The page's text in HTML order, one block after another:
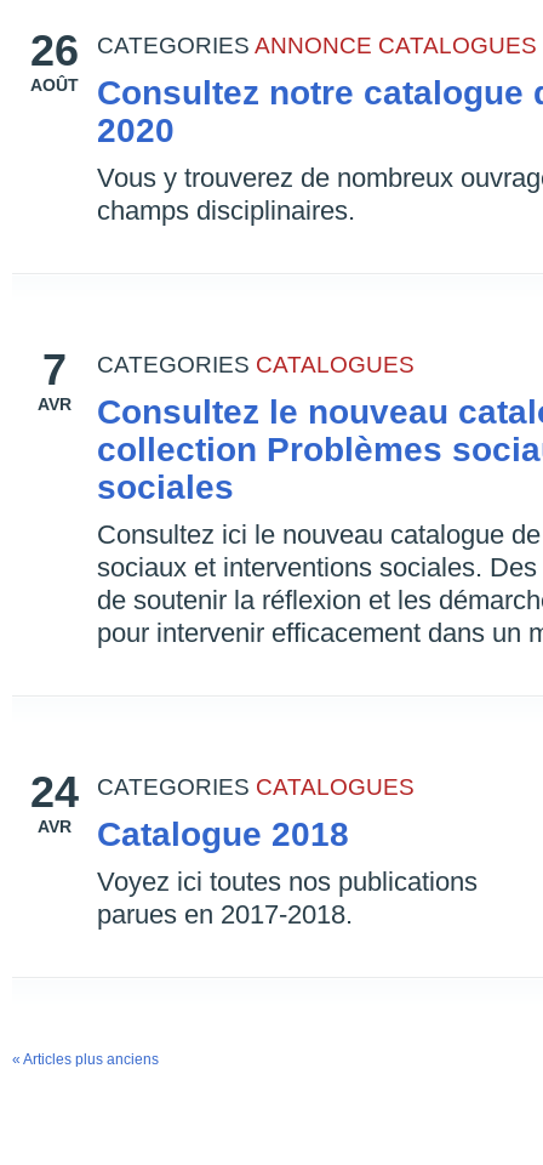
26
AOÛT
CATEGORIES ANNONCE CATALOGUES
Consultez notre catalogue
2020
Vous y trouverez de nombreux
champs disciplinaires.
7
AVR
CATEGORIES CATALOGUES
Consultez le nouveau
collection Problèmes
sociales
Consultez ici le nouveau catalogue
sociaux et interventions sociales.
de soutenir la réflexion et les
pour intervenir efficacement dans un
24
AVR
CATEGORIES CATALOGUES
Catalogue 2018
Voyez ici toutes nos publications
parues en 2017-2018.
« Articles plus anciens